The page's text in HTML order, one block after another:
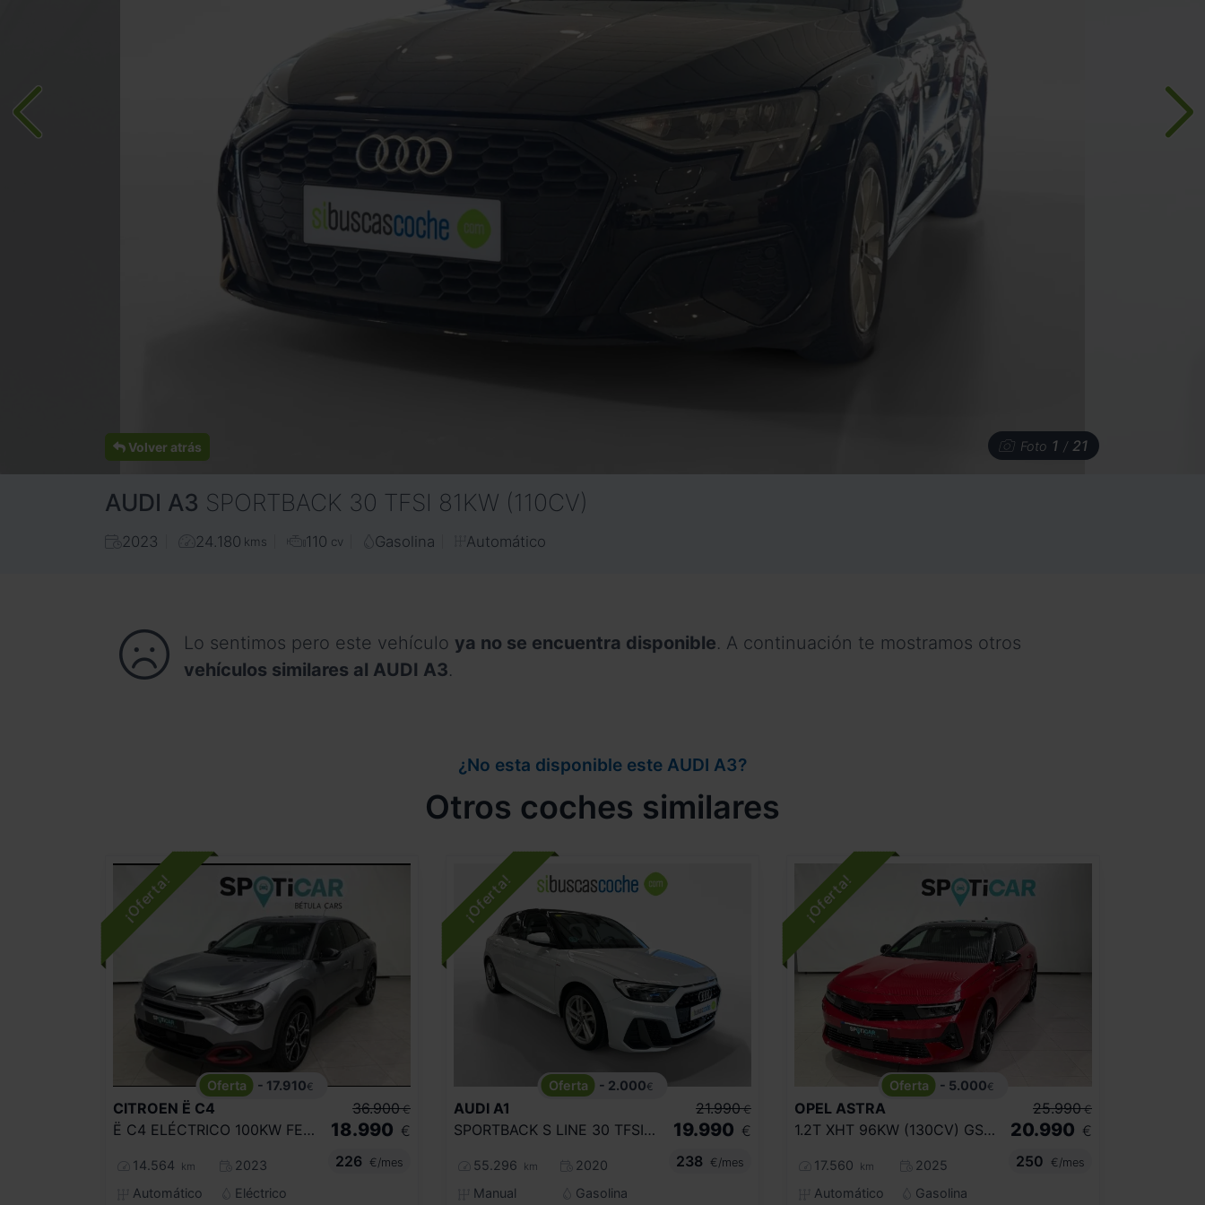
Volver atrás Foto 1 / 21
AUDI A3 SPORTBACK 30 TFSI 81KW (110CV)
2023 24.180 kms 110 cv Gasolina Automático
Lo sentimos pero este vehículo ya no se encuentra disponible. A continuación te mostramos otros
vehículos similares al AUDI A3.
¿No esta disponible este AUDI A3?
Otros coches similares
- 17.910€
CITROEN Ë C4
Ë C4 ELÉCTRICO 100KW FEEL PACK
14.564 km
2023
Automático
Eléctrico
36.900 €
18.990 €
226
€/mes
- 2.000€
AUDI A1
SPORTBACK S LINE 30 TFSI 85KW (116CV)
55.296 km
2020
Manual
Gasolina
21.990 €
19.990 €
238
€/mes
- 5.000€
OPEL ASTRA
1.2T XHT 96KW (130CV) GS AUTO
17.560 km
2025
Automático
Gasolina
25.990 €
20.990 €
250
€/mes